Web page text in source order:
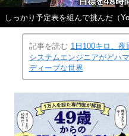
記事を読む 1日100キロ、
システムエンジニアがどハ
ディープな世界